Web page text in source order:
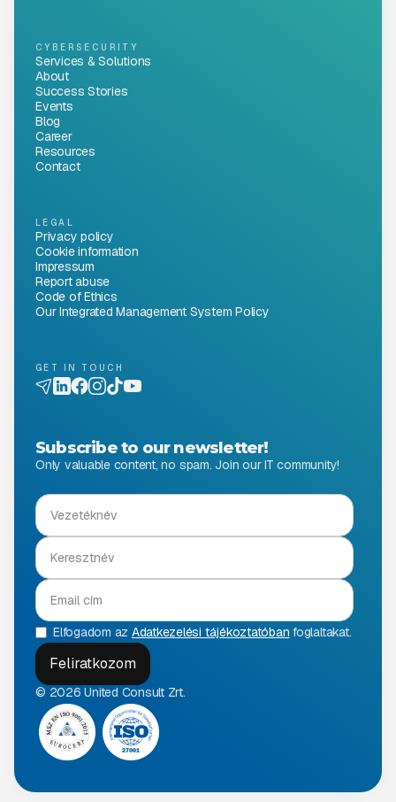
CYBERSECURITY
Services & Solutions
About
Success Stories
Events
Blog
Career
Resources
Contact
LEGAL
Privacy policy
Cookie information
Impressum
Report abuse
Code of Ethics
Our Integrated Management System Policy
GET IN TOUCH
Subscribe to our newsletter!
Only valuable content, no spam. Join our IT community!
Elfogadom az Adatkezelési tájékoztatóban foglaltakat.
© 2026 United Consult Zrt.